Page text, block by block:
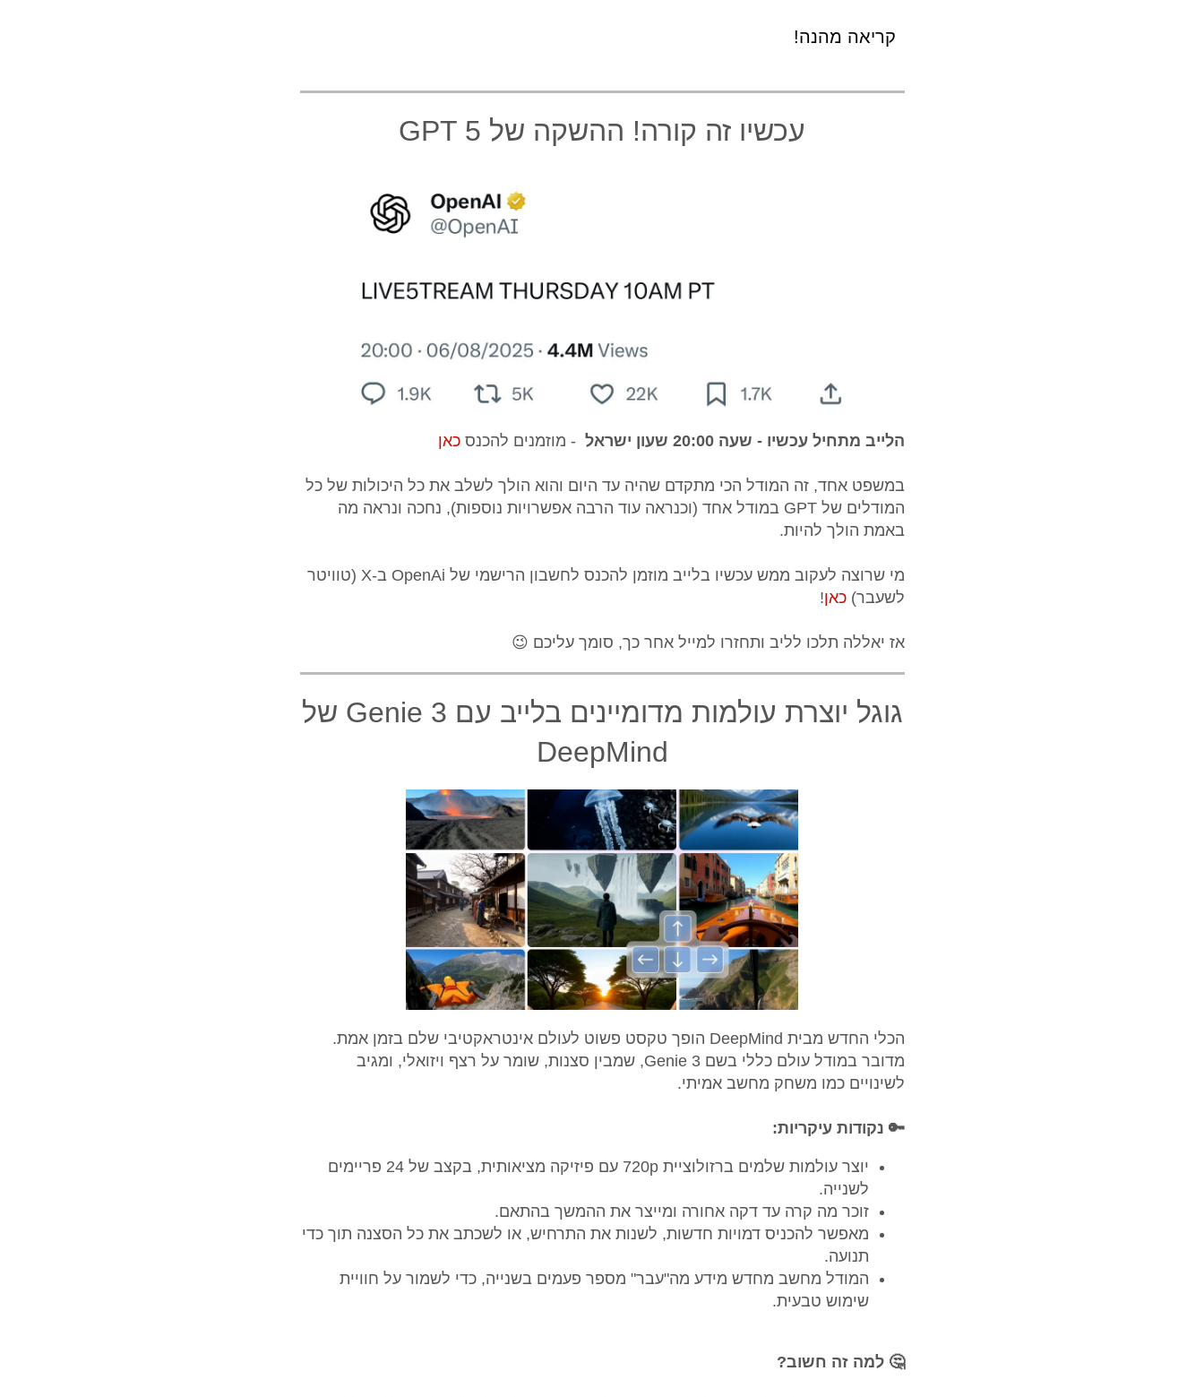
​​קריאה מהנה!
עכשיו זה קורה! ההשקה של GPT 5
הלייב מתחיל עכשיו - שעה 20:00 שעון ישראל - מוזמנים להכנסכאן
במשפט אחד, זה המודל הכי מתקדם שהיה עד היום והוא הולך לשלב את כל היכולות של כל
המודלים של GPT במודל אחד (וכנראה עוד הרבה אפשרויות נוספות), נחכה ונראה מה
באמת הולך להיות.
מי שרוצה לעקוב ממש עכשיו בלייב מוזמן להכנס לחשבון הרישמי של OpenAi ב-X (טוויטר
לשעבר)כאן!
אז יאללה תלכו לליב ותחזרו למייל אחר כך, סומך עליכם 😉
גוגל יוצרת עולמות מדומיינים בלייב עם Genie 3 של
DeepMind
הכלי החדש מבית DeepMind הופך טקסט פשוט לעולם אינטראקטיבי שלם בזמן אמת.
מדובר במודל עולם כללי בשם Genie 3, שמבין סצנות, שומר על רצף ויזואלי, ומגיב
לשינויים כמו משחק מחשב אמיתי.
🔑 נקודות עיקריות:
יוצר עולמות שלמים ברזולוציית 720p עם פיזיקה מציאותית, בקצב של 24 פריימים
לשנייה.
⁠זוכר מה קרה עד דקה אחורה ומייצר את ההמשך בהתאם.
⁠מאפשר להכניס דמויות חדשות, לשנות את התרחיש, או לשכתב את כל הסצנה תוך כדי
תנועה.
⁠המודל מחשב מחדש מידע מה"עבר" מספר פעמים בשנייה, כדי לשמור על חוויית
שימוש טבעית.
🤔 למה זה חשוב?